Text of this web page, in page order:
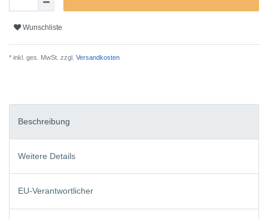
Wunschliste
* inkl. ges. MwSt. zzgl. Versandkosten
Beschreibung
Weitere Details
EU-Verantwortlicher